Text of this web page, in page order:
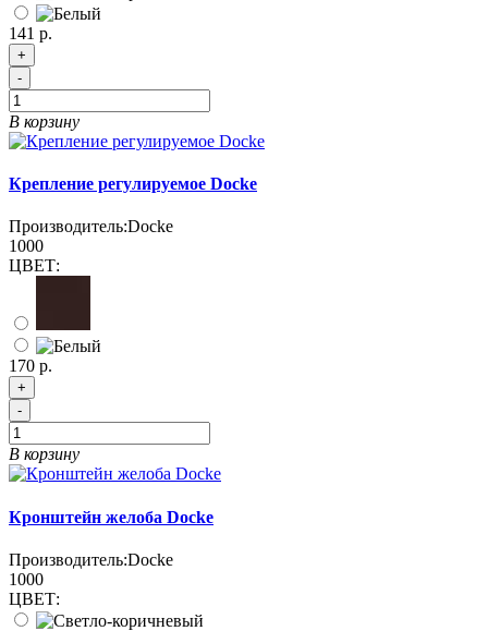
141 р.
+
-
В корзину
Крепление регулируемое Docke
Производитель:Docke
1000
ЦВЕТ:
170 р.
+
-
В корзину
Кронштейн желоба Docke
Производитель:Docke
1000
ЦВЕТ: